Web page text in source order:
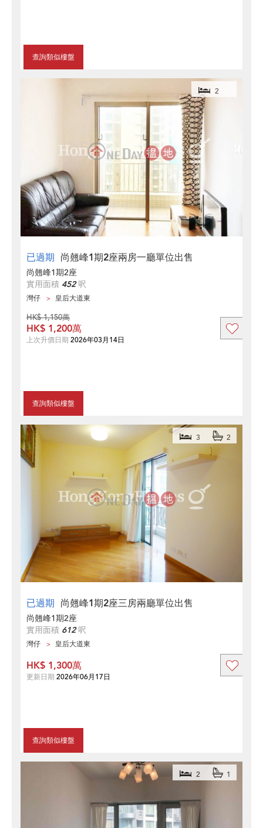
查詢類似樓盤
已過期 尚翹峰1期2座兩房一廳單位出售
2
尚翹峰1期2座
實用面積 452呎
灣仔 皇后大道東
查詢類似樓盤
HK$ 1,150萬
HK$ 1,200萬
上次升價日期 2026年03月14日
已過期 尚翹峰1期2座三房兩廳單位出售
3 2
尚翹峰1期2座
實用面積 612呎
灣仔 皇后大道東
查詢類似樓盤
HK$ 1,300萬
更新日期 2026年06月17日
2 1